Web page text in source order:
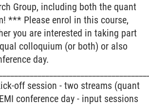
Group, including both the quant
*** Please enrol in this course,
you are interested in taking part
colloquium (or both) or also
day.
off session - two streams (quant
conference day - input sessions